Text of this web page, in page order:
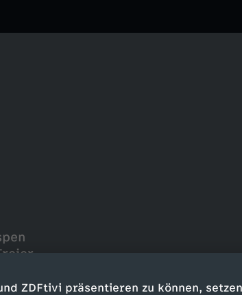
ZDFtivi präsentieren zu können,